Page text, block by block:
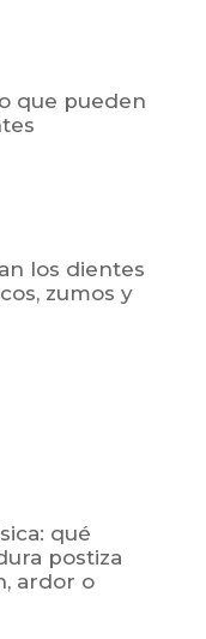
que pueden
los dientes
zumos y
qué
postiza
ardor o